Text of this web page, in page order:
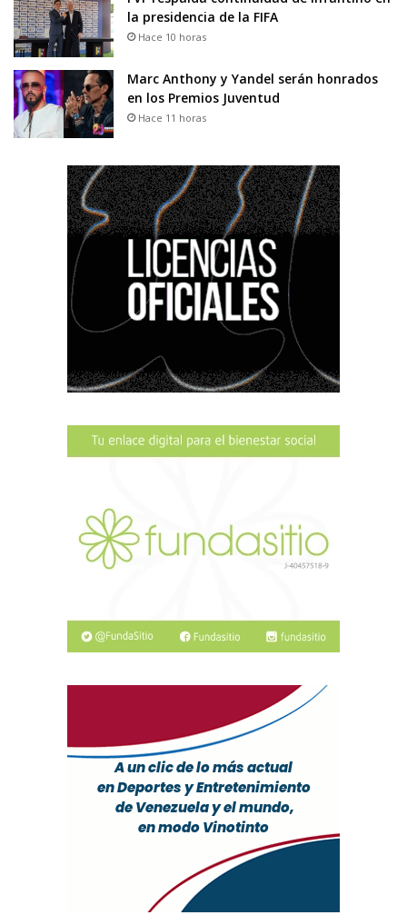
la presidencia de la FIFA
Hace 10 horas
Marc Anthony y Yandel serán honrados
en los Premios Juventud
Hace 11 horas